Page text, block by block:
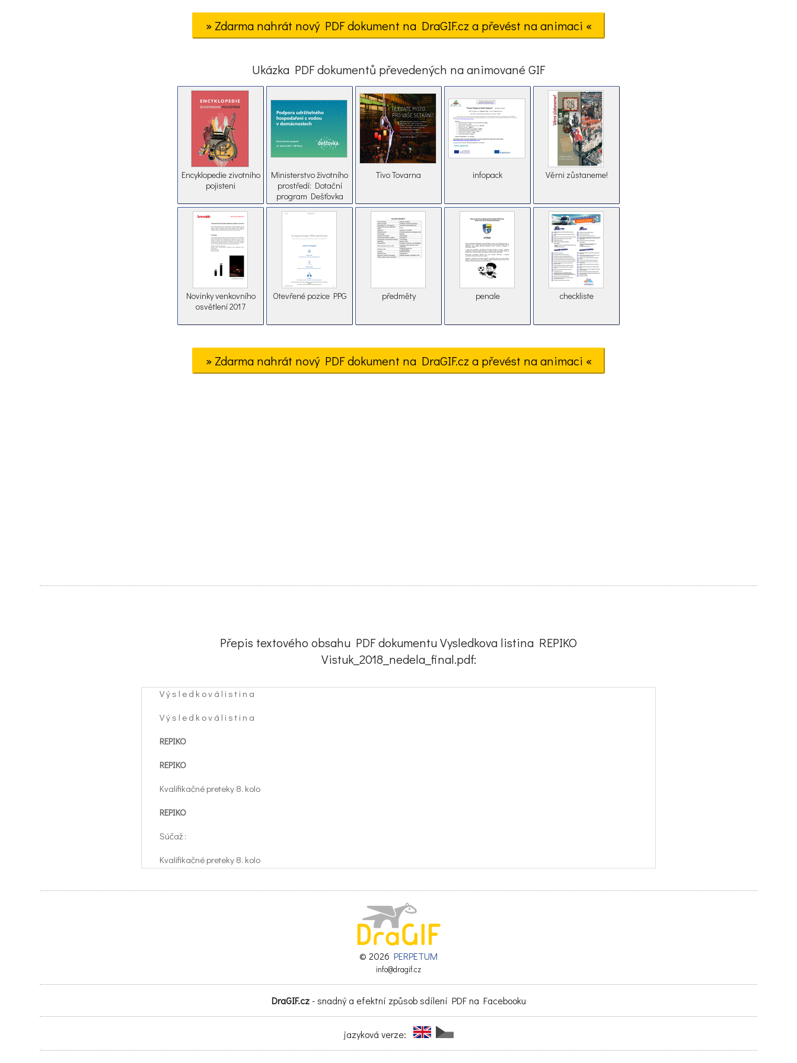
» Zdarma nahrát nový PDF dokument na DraGIF.cz a převést na animaci «
Ukázka PDF dokumentů převedených na animované GIF
Encyklopedie zivotniho
pojisteni
Ministerstvo životního
prostředí: Dotační
program Dešťovka
Tivo Tovarna infopack Věrni zůstaneme!
Novinky venkovního
osvětlení 2017
Otevřené pozice PPG předměty penale checkliste
» Zdarma nahrát nový PDF dokument na DraGIF.cz a převést na animaci «
Přepis textového obsahu PDF dokumentu Vysledkova listina REPIKO
Vistuk_2018_nedela_final.pdf:
V ý s l e d k o v á l i s t i n a
V ý s l e d k o v á l i s t i n a
REPIKO
REPIKO
Kvalifikačné preteky 8. kolo
REPIKO
Súčaž :
Kvalifikačné preteky 8. kolo
Miesto konania:
© 2026 PERPETUM
info@dragif.cz
DraGIF.cz- snadný a efektní způsob sdílení PDF na Facebooku
jazyková verze: